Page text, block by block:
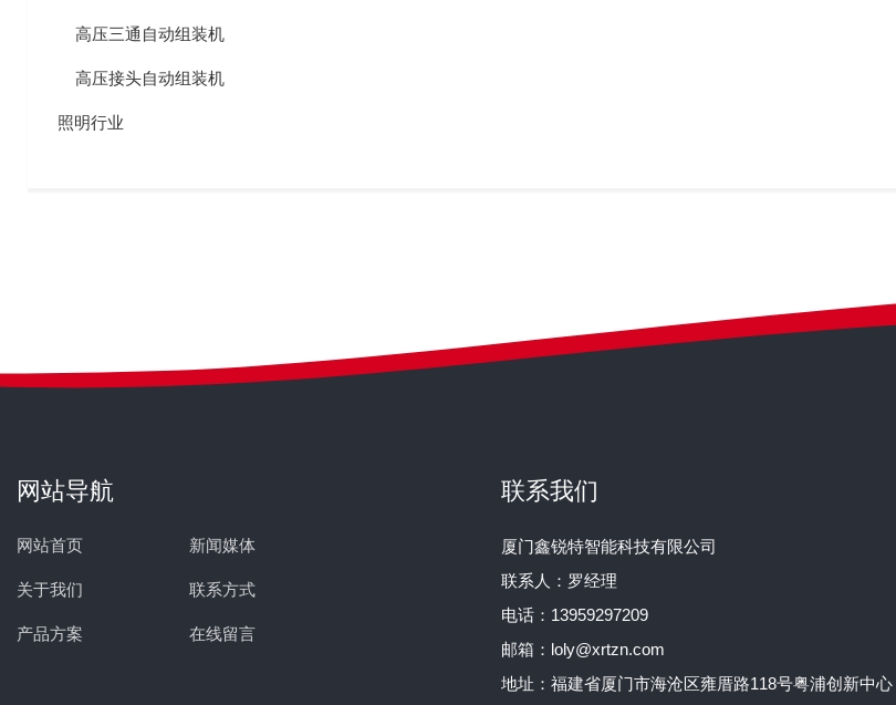
高压三通自动组装机
高压接头自动组装机
照明行业
网站导航
网站首页 新闻媒体
关于我们 联系方式
产品方案 在线留言
联系我们
厦门鑫锐特智能科技有限公司
联系人：罗经理
电话：13959297209
邮箱：loly@xrtzn.com
地址：福建省厦门市海沧区雍厝路118号粤浦创新中心